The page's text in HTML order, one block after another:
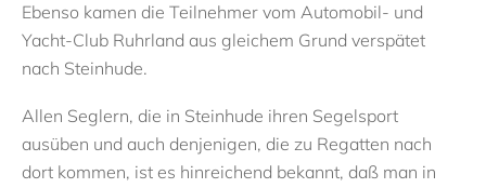
Ebenso kamen die Teilnehmer vom Automobil- und
Yacht-Club Ruhrland aus gleichem Grund verspätet
nach Steinhude.
Allen Seglern, die in Steinhude ihren Segelsport
ausüben und auch denjenigen, die zu Regatten nach
dort kommen, ist es hinreichend bekannt, daß man in